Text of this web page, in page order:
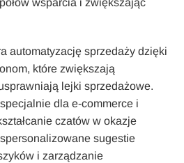
wsparcia i zwiększając
automatyzację sprzedaży dzięki
które zwiększają
lejki sprzedażowe.
dla e-commerce i
czatów w okazje
sugestie
i zarządzanie